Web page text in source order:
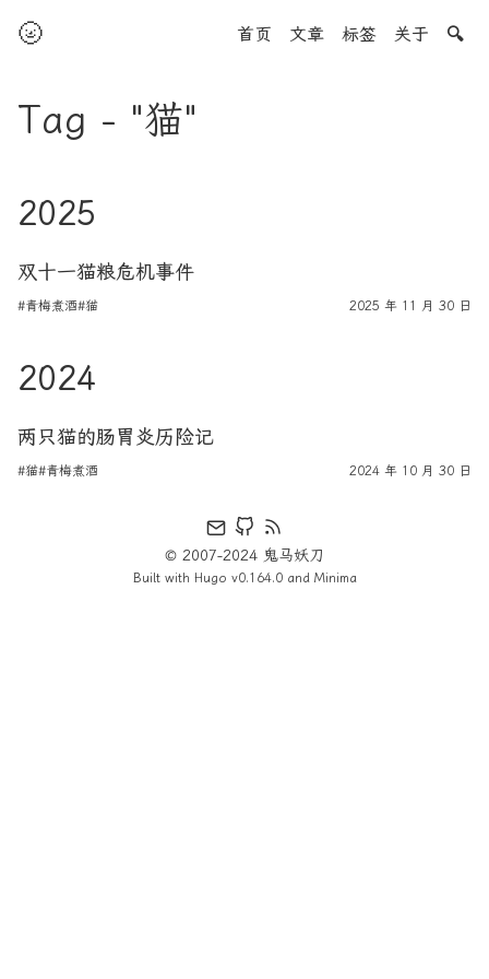
🌝 首页 文章 标签 关于 🔍
Tag - "猫"
2025
双十一猫粮危机事件
#青梅煮酒#猫 2025 年 11 月 30 日
2024
两只猫的肠胃炎历险记
#猫#青梅煮酒 2024 年 10 月 30 日
© 2007-2024 鬼马妖刀
Built with Hugo v0.164.0 and Minima